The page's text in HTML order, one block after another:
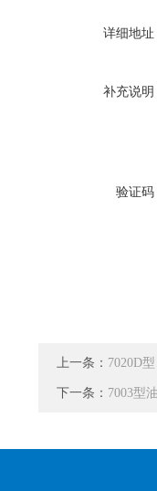
详细地址
补充说明
验证码
上一条： 7020D
下一条： 7003型